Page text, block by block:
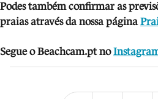
Podes também confirmar as
praias através da nossa página
Segue o Beachcam.pt no